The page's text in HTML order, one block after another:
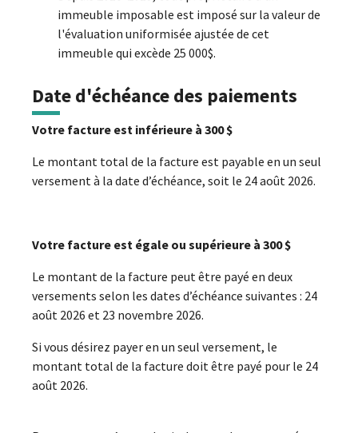
immeuble imposable est imposé sur la valeur de
l'évaluation uniformisée ajustée de cet
immeuble qui excède 25 000$.
Date d'échéance des paiements
Votre facture est inférieure à 300 $
Le montant total de la facture est payable en un seul
versement à la date d’échéance, soit le 24 août 2026.
Votre facture est égale ou supérieure à 300 $
Le montant de la facture peut être payé en deux
versements selon les dates d’échéance suivantes : 24
août 2026 et 23 novembre 2026.
Si vous désirez payer en un seul versement, le
montant total de la facture doit être payé pour le 24
août 2026.